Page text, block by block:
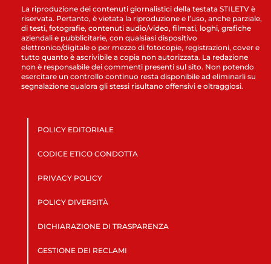
La riproduzione dei contenuti giornalistici della testata STILETV è
riservata. Pertanto, è vietata la riproduzione e l’uso, anche parziale,
di testi, fotografie, contenuti audio/video, filmati, loghi, grafiche
aziendali e pubblicitarie, con qualsiasi dispositivo
elettronico/digitale o per mezzo di fotocopie, registrazioni, cover e
tutto quanto è ascrivibile a copia non autorizzata. La redazione
non è responsabile dei commenti presenti sul sito. Non potendo
esercitare un controllo continuo resta disponibile ad eliminarli su
segnalazione qualora gli stessi risultano offensivi e oltraggiosi.
POLICY EDITORIALE
CODICE ETICO CONDOTTA
PRIVACY POLICY
POLICY DIVERSITÀ
DICHIARAZIONE DI TRASPARENZA
GESTIONE DEI RECLAMI